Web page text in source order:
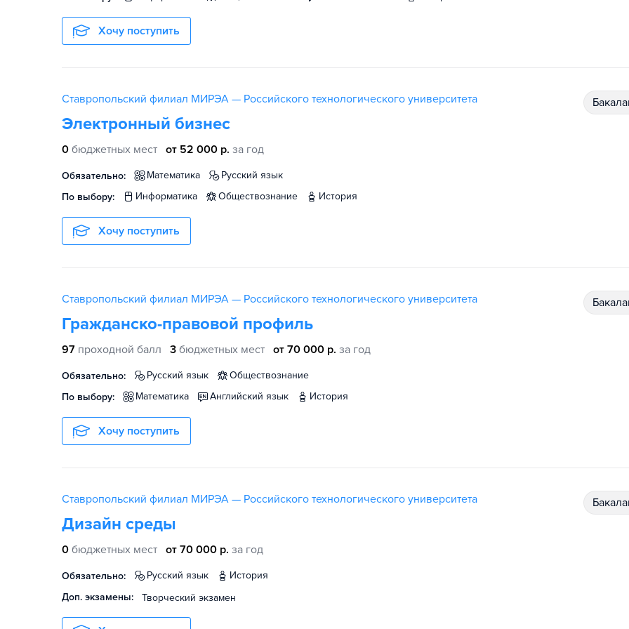
Хочу поступить
Ставропольский филиал МИРЭА — Российского технологического университета
Электронный бизнес
0 бюджетных мест от 52 000 р. за год
Обязательно: математика
русский язык
По выбору:
информатика обществознание история
Хочу поступить
Ставропольский филиал МИРЭА — Российского технологического университета
Гражданско-правовой профиль
97 проходной балл 3 бюджетных мест от 70 000 р. за год
Обязательно: русский язык
обществознание
По выбору:
математика английский язык история
Хочу поступить
Ставропольский филиал МИРЭА — Российского технологического университета
Дизайн среды
0 бюджетных мест от 70 000 р. за год
Обязательно: русский язык
история
Доп. экзамены:
Творческий экзамен